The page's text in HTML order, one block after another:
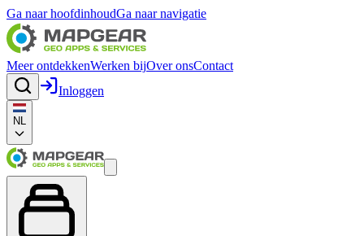
Ga naar hoofdinhoudGa naar navigatie
Meer ontdekkenWerken bijOver onsContact
Inloggen
NL